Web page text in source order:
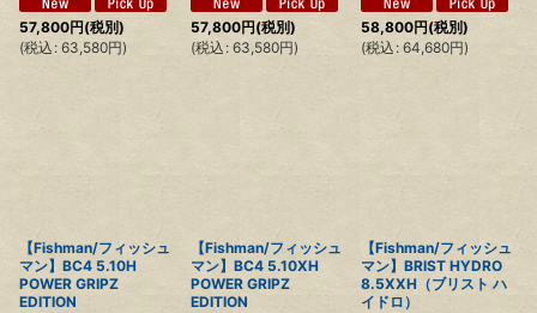
57,800円(税別)
(税込 : 63,580円)
57,800円(税別)
(税込 : 63,580円)
58,800円(税別)
(税込 : 64,680円)
【Fishman/フィッシュ
マン】BC4 5.10H
POWER GRIPZ
EDITION
【Fishman/フィッシュ
マン】BC4 5.10XH
POWER GRIPZ
EDITION
【Fishman/フィッシュ
マン】BRIST HYDRO
8.5XXH（ブリスト ハ
イドロ）